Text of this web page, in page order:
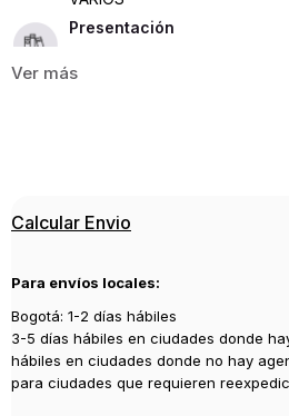
Presentación
NOVA
2025
Calcular Envio
Para envíos locales:
Bogotá: 1-2 días hábiles
3-5 días hábiles en ciudades donde
hábiles en ciudades donde no hay
para ciudades que requieren